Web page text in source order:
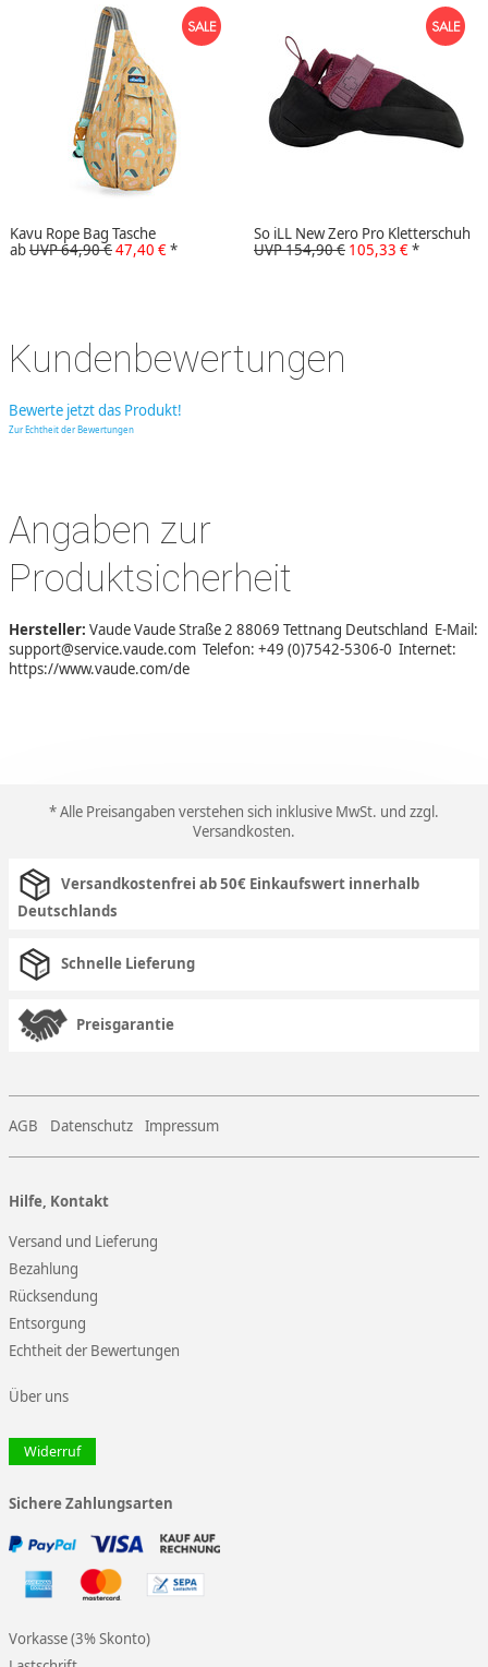
Kavu Rope Bag Tasche
abUVP 64,90 €47,40 €*
So iLL New Zero Pro Kletterschuh
UVP 154,90 € 105,33 €*
Kundenbewertungen
Bewerte jetzt das Produkt!
Zur Echtheit der Bewertungen
Angaben zur
Produktsicherheit
Hersteller: Vaude Vaude Straße 2 88069 Tettnang Deutschland E-Mail:
support@service.vaude.com Telefon: +49 (0)7542-5306-0 Internet:
https://www.vaude.com/de
* Alle Preisangaben verstehen sich inklusive MwSt. und zzgl.
Versandkosten.
Versandkostenfrei ab 50€ Einkaufswert innerhalb
Deutschlands
Schnelle Lieferung
Preisgarantie
AGB Datenschutz Impressum
Hilfe, Kontakt
Versand und Lieferung
Bezahlung
Rücksendung
Entsorgung
Echtheit der Bewertungen
Über uns
Widerruf
Sichere Zahlungsarten
Vorkasse (3% Skonto)